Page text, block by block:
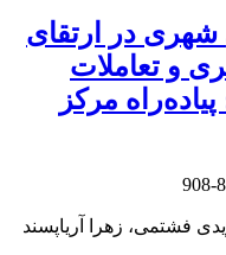
در ارتقای
و تعاملات
مرکز
فشتمی، زهرا آریاپسند